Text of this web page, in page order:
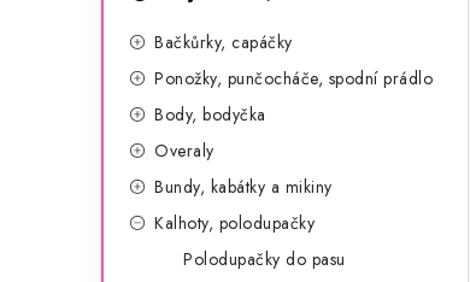
Bačkůrky, capáčky
Ponožky, punčocháče, spodní prádlo
Body, bodyčka
Overaly
Bundy, kabátky a mikiny
Kalhoty, polodupačky
Polodupačky do pasu